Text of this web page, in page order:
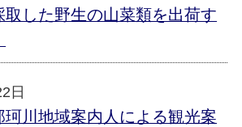
取した野生の山菜類を出荷す
日
珂川地域案内人による観光案